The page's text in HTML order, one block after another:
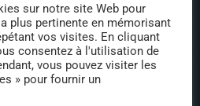
Remaoun – La
Rouge
sur notre site Web pour
plus pertinente en mémorisant
vos visites. En cliquant
consentez à l'utilisation de
vous pouvez visiter les
» pour fournir un